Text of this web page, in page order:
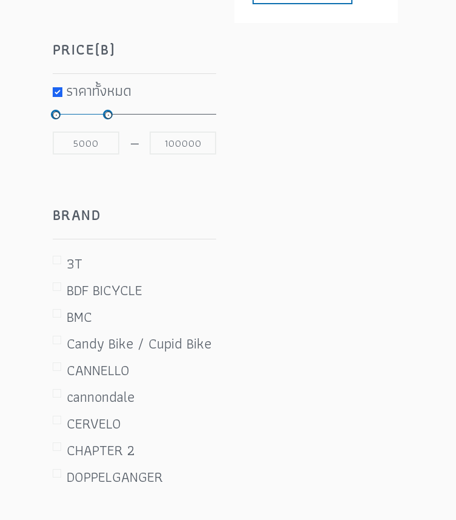
จักรยานไฟฟ้า (E-Bike)
มือเบรค BL
จานหน้า FC
PRICE(B)
ราคาทั้งหมด
—
BRAND
3T
BDF BICYCLE
BMC
Candy Bike / Cupid Bike
CANNELLO
cannondale
CERVELO
CHAPTER 2
DOPPELGANGER